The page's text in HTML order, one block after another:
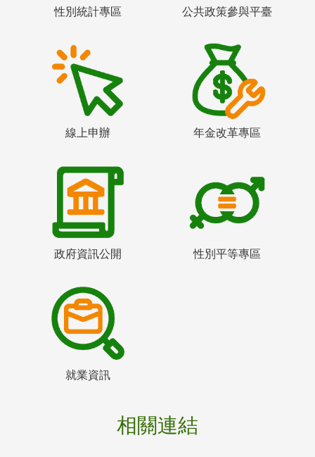
性別統計專區 公共政策參與平臺
線上申辦 年金改革專區
政府資訊公開 性別平等專區
就業資訊
相關連結